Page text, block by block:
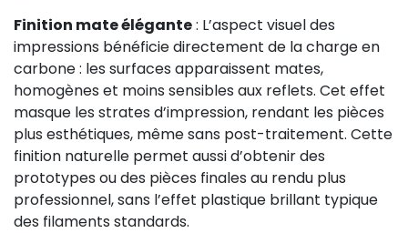
Finition mate élégante: L’aspect visuel des
impressions bénéficie directement de la charge en
carbone : les surfaces apparaissent mates,
homogènes et moins sensibles aux reflets. Cet effet
masque les strates d’impression, rendant les pièces
plus esthétiques, même sans post-traitement. Cette
finition naturelle permet aussi d’obtenir des
prototypes ou des pièces finales au rendu plus
professionnel, sans l’effet plastique brillant typique
des filaments standards.